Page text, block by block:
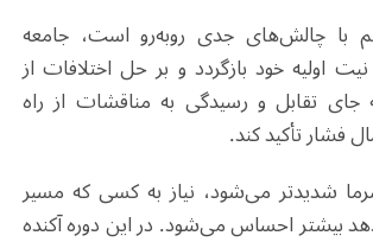
با چالش‌های جدی روبه‌رو است، جامعه
نیت اولیه خود بازگردد و بر حل اختلافات از
تقابل و رسیدگی به مناقشات از راه
فشار تأکید کند.
شدیدتر می‌شود، نیاز به کسی که مسیر
بیشتر احساس می‌شود. در این دوره آکنده